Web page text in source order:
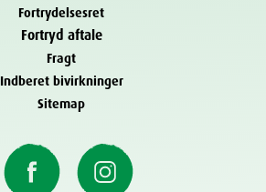
Fortrydelsesret
Fortryd aftale
Fragt
Indberet bivirkninger
Sitemap